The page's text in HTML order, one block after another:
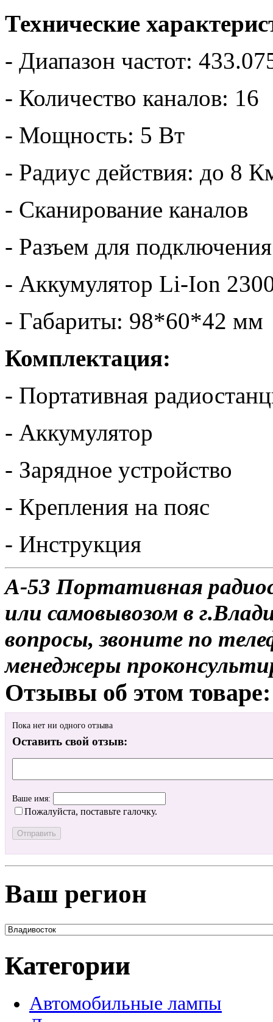
Технические
- Диапазон частот:
- Количество каналов: 16
- Мощность: 5 Вт
- Радиус действия: до 8
- Сканирование каналов
- Разъем для
- Аккумулятор Li-Ion
- Габариты: 98*60*42 мм
Комплектация:
- Портативная
- Аккумулятор
- Зарядное устройство
- Крепления на пояс
- Инструкция
А-53 Портативная
или самовывозом в
вопросы, звоните по
менеджеры
Отзывы об этом товаре:
Пока нет ни одного отзыва
Оставить свой отзыв:
Ваше имя:
Пожалуйста, поставьте галочку.
Ваш регион
Категории
Автомобильные лампы